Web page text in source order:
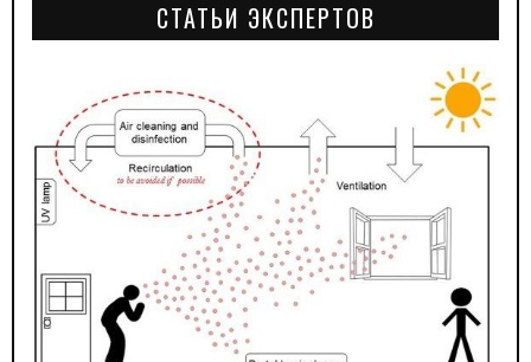
СТАТЬИ ЭКСПЕРТОВ